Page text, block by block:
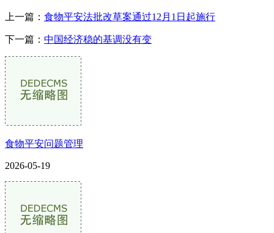
上一篇： 食物平安法批改草案通过12月1日起施行
下一篇： 中国经济稳的基调没有变
食物平安问题管理
2026-05-19